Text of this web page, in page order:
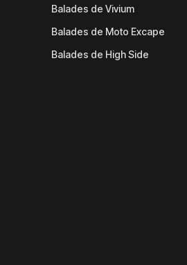
Balades de Vivium
Balades de Moto Excape
Balades de High Side